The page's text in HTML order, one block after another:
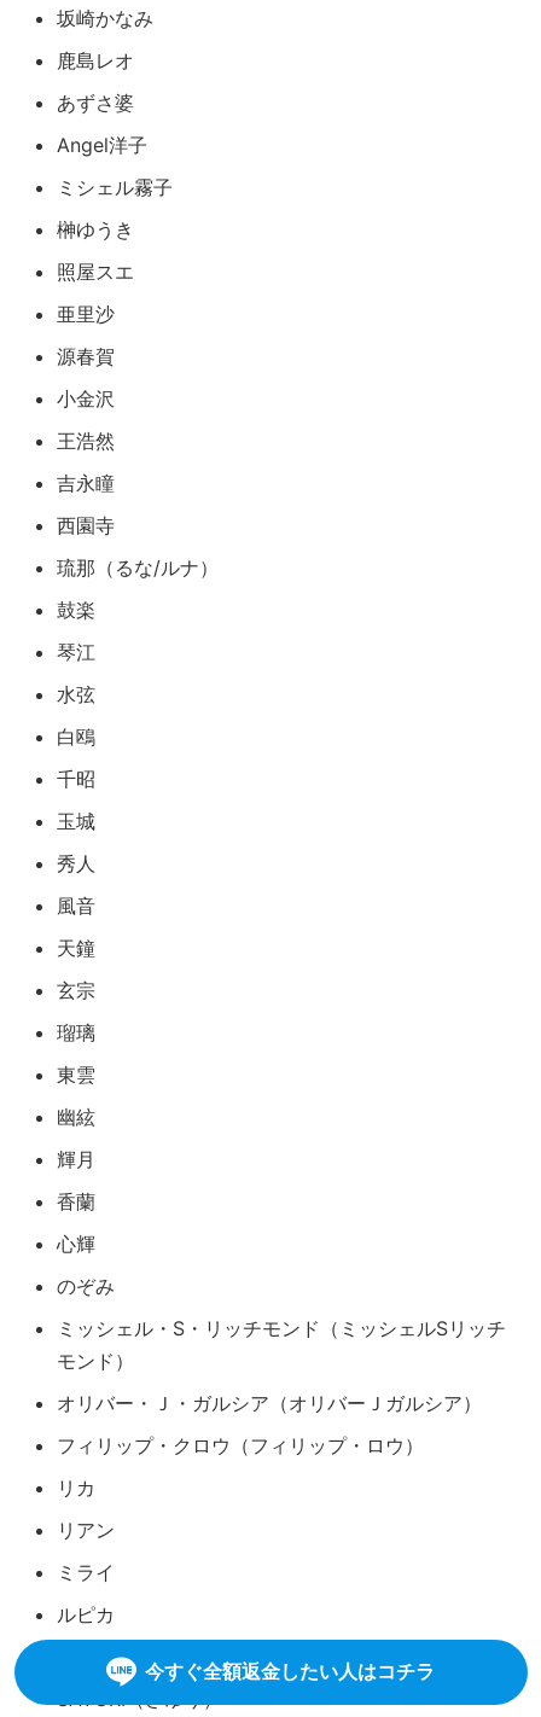
坂崎かなみ
鹿島レオ
あずさ婆
Angel洋子
ミシェル霧子
榊ゆうき
照屋スエ
亜里沙
源春賀
小金沢
王浩然
吉永瞳
西園寺
琉那（るな/ルナ）
鼓楽
琴江
水弦
白鴎
千昭
玉城
秀人
風音
天鐘
玄宗
瑠璃
東雲
幽絃
輝月
香蘭
心輝
のぞみ
ミッシェル・S・リッチモンド（ミッシェルSリッチ
モンド）
オリバー・Ｊ・ガルシア（オリバーＪガルシア）
フィリップ・クロウ（フィリップ・ロウ）
リカ
リアン
ミライ
ルピカ
アニス
今すぐ全額返金したい人はコチラ